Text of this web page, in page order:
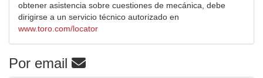
obtener asistencia sobre cuestiones de mecánica, debe
dirigirse a un servicio técnico autorizado en
www.toro.com/locator
Por email